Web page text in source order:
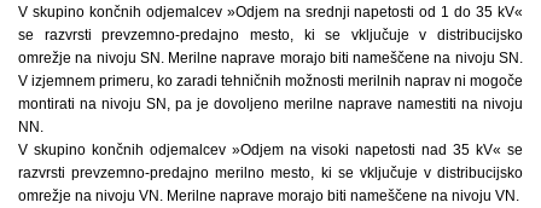
V skupino končnih odjemalcev »Odjem na srednji napetosti od 1 do 35 kV«
se razvrsti prevzemno-predajno mesto, ki se vključuje v distribucijsko
omrežje na nivoju SN. Merilne naprave morajo biti nameščene na nivoju SN.
V izjemnem primeru, ko zaradi tehničnih možnosti merilnih naprav ni mogoče
montirati na nivoju SN, pa je dovoljeno merilne naprave namestiti na nivoju
NN.
V skupino končnih odjemalcev »Odjem na visoki napetosti nad 35 kV« se
razvrsti prevzemno-predajno merilno mesto, ki se vključuje v distribucijsko
omrežje na nivoju VN. Merilne naprave morajo biti nameščene na nivoju VN.